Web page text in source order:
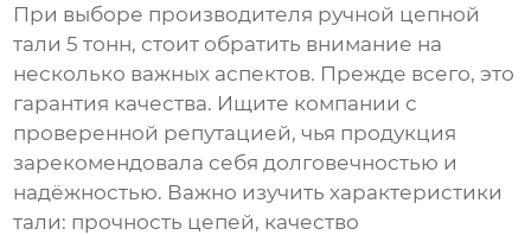
При выборе производителя ручной цепной
тали 5 тонн, стоит обратить внимание на
несколько важных аспектов. Прежде всего, это
гарантия качества. Ищите компании с
проверенной репутацией, чья продукция
зарекомендовала себя долговечностью и
надёжностью. Важно изучить характеристики
тали: прочность цепей, качество